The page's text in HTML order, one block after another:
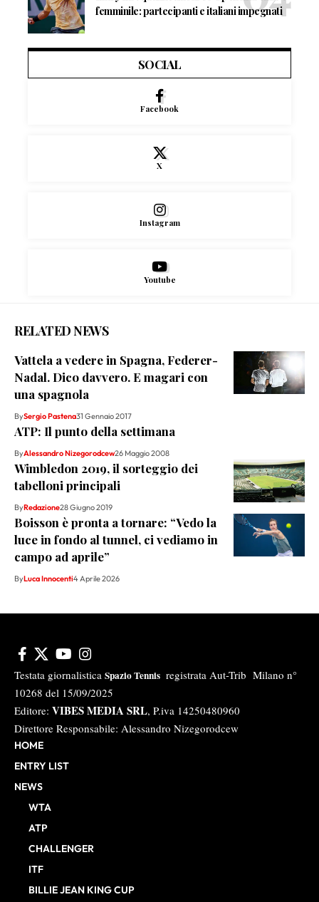
femminile: partecipanti e italiani impegnati
SOCIAL
Facebook
X
Instagram
Youtube
RELATED NEWS
Vattela a vedere in Spagna, Federer-
Nadal. Dico davvero. E magari con
una spagnola
BySergio Pastena31 Gennaio 2017
ATP: Il punto della settimana
ByAlessandro Nizegorodcew26 Maggio 2008
Wimbledon 2019, il sorteggio dei
tabelloni principali
ByRedazione28 Giugno 2019
Boisson è pronta a tornare: “Vedo la
luce in fondo al tunnel, ci vediamo in
campo ad aprile”
ByLuca Innocenti4 Aprile 2026
Testata giornalistica Spazio Tennis registrata Aut-Trib Milano n°
10268 del 15/09/2025
Editore: VIBES MEDIA SRL, P.iva 14250480960
Direttore Responsabile: Alessandro Nizegorodcew
HOME
ENTRY LIST
NEWS
WTA
ATP
CHALLENGER
ITF
BILLIE JEAN KING CUP